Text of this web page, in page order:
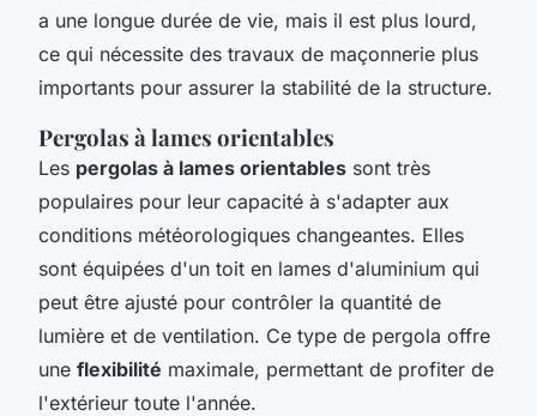
a une longue durée de vie, mais il est plus lourd,
ce qui nécessite des travaux de maçonnerie plus
importants pour assurer la stabilité de la structure.
Pergolas à lames orientables
Les pergolas à lames orientables sont très
populaires pour leur capacité à s'adapter aux
conditions météorologiques changeantes. Elles
sont équipées d'un toit en lames d'aluminium qui
peut être ajusté pour contrôler la quantité de
lumière et de ventilation. Ce type de pergola offre
une flexibilité maximale, permettant de profiter de
l'extérieur toute l'année.